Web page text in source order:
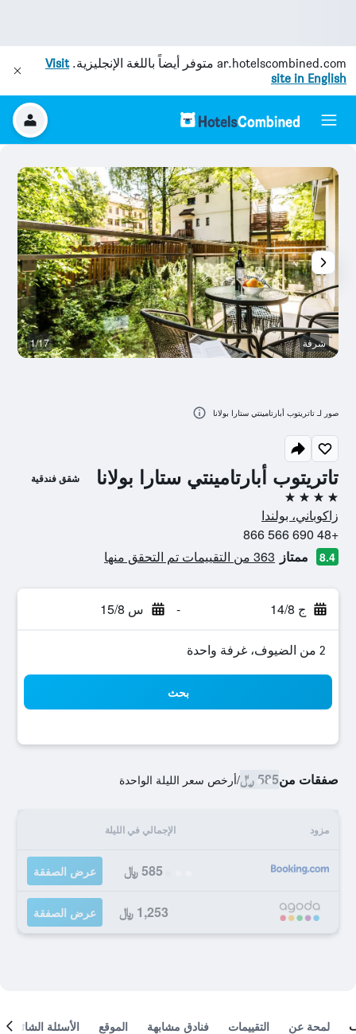
ar.hotelscombined.com متوفر أيضاً باللغة الإنجليزية.Visit
site in English
تاتريتوب أبارتامينتي ستارا بولانا شقق فندقية
4 نجوم
زاكوباني، بولندا
+48 690 566 866
8.4 ممتاز 363 من التقييمات تم التحقق منها
ج 14/8 - س 15/8
2 من الضيوف، غرفة واحدة
بحث
صفقات من585 ﷼ /أرخص سعر الليلة الواحدة
مزود الإجمالي في الليلة
585 ﷼ عرض الصفقة
1,253 ﷼ عرض الصفقة
شرفة 1/17
صور لـ تاتريتوب أبارتامينتي ستارا بولانا
لمحة عن التقييمات فنادق مشابهة الموقع الأسئلة الشائعة